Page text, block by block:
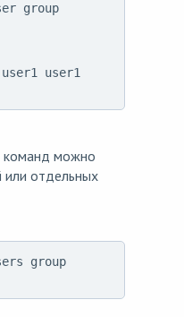
group
user1
команд можно
или отдельных
group